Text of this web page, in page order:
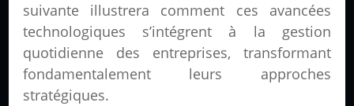
suivante illustrera comment ces avancées
technologiques s’intégrent à la gestion
quotidienne des entreprises, transformant
fondamentalement leurs approches
stratégiques.